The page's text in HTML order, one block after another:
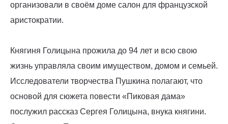
организовали в своём доме салон для французской
аристократии.
Княгиня Голицына прожила до 94 лет и всю свою
жизнь управляла своим имуществом, домом и семьей.
Исследователи творчества Пушкина полагают, что
основой для сюжета повести «Пиковая дама»
послужил рассказ Сергея Голицына, внука княгини.